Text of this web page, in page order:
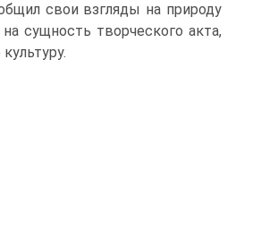
свои взгляды на природу
сущность творческого акта,